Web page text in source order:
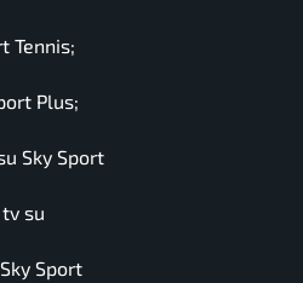
Tennis;
Plus;
Sky Sport
su
Sport